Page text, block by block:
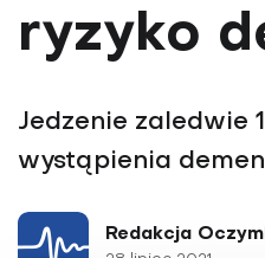
ryzyko
Jedzenie zaledwie
wystąpienia
Redakcja